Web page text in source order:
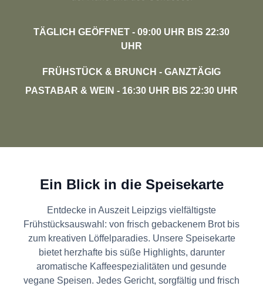
TÄGLICH GEÖFFNET - 09:00 UHR BIS 22:30
UHR
FRÜHSTÜCK & BRUNCH - GANZTÄGIG
PASTABAR & WEIN - 16:30 UHR BIS 22:30 UHR
Ein Blick in die Speisekarte
Entdecke in Auszeit Leipzigs vielfältigste
Frühstücksauswahl: von frisch gebackenem Brot bis
zum kreativen Löffelparadies. Unsere Speisekarte
bietet herzhafte bis süße Highlights, darunter
aromatische Kaffeespezialitäten und gesunde
vegane Speisen. Jedes Gericht, sorgfältig und frisch